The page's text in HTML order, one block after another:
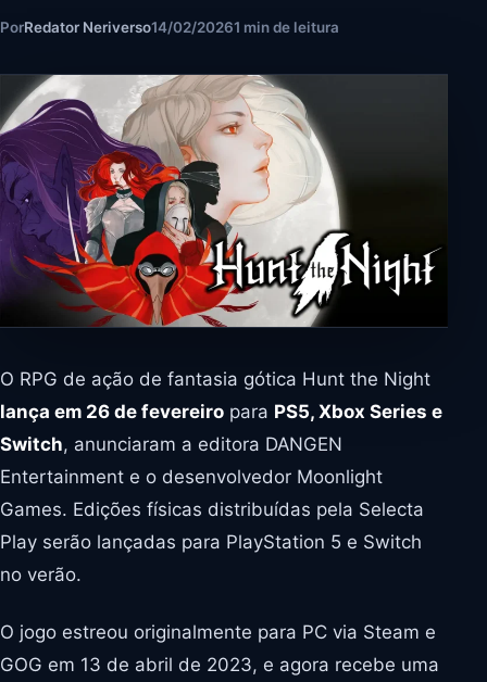
PorRedator Neriverso14/02/20261 min de leitura
O RPG de ação de fantasia gótica Hunt the Night
lança em 26 de fevereiro para PS5, Xbox Series e
Switch, anunciaram a editora DANGEN
Entertainment e o desenvolvedor Moonlight
Games. Edições físicas distribuídas pela Selecta
Play serão lançadas para PlayStation 5 e Switch
no verão.
O jogo estreou originalmente para PC via Steam e
GOG em 13 de abril de 2023, e agora recebe uma